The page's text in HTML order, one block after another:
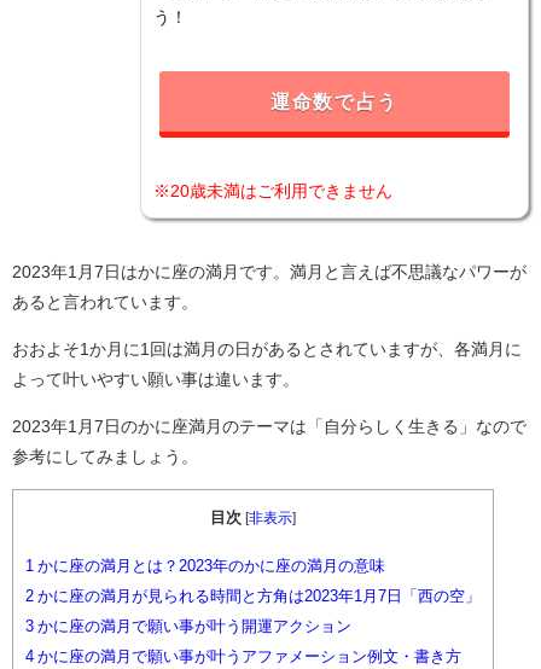
う！
運命数で占う
※20歳未満はご利用できません
2023年1月7日はかに座の満月です。満月と言えば不思議なパワーが
あると言われています。
おおよそ1か月に1回は満月の日があるとされていますが、各満月に
よって叶いやすい願い事は違います。
2023年1月7日のかに座満月のテーマは「自分らしく生きる」なので
参考にしてみましょう。
目次 非表示
1 かに座の満月とは？2023年のかに座の満月の意味
2 かに座の満月が見られる時間と方角は2023年1月7日「西の空」
3 かに座の満月で願い事が叶う開運アクション
4 かに座の満月で願い事が叶うアファメーション例文・書き方